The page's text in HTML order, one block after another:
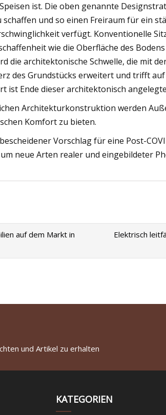
ist. Die oben genannte
und so einen Freiraum für ein
verfügt. Konventionelle
wie die Oberfläche des
die architektonische Schwelle, die mit
des Grundstücks erweitert und trifft
ist Ende dieser architektonisch
Architekturkonstruktion werden
Komfort zu bieten.
Vorschlag für eine Post-
neue Arten realer und eingebildeter
auf dem Markt in
Elektrisch
und Artikel zu erhalten
KATEGORIEN